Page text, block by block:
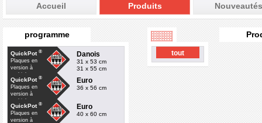
Accueil Produits Nouveautés
programme
QuickPot ®
Plaques en
version à
multiple
Danois
31 x 53 cm
31 x 55 cm
QuickPot ®
Plaques en
version à
multiple
Euro
36 x 56 cm
QuickPot ®
Plaques en
version à
Euro
40 x 60 cm
tout